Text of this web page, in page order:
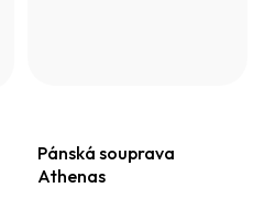
Pánská souprava
Athenas